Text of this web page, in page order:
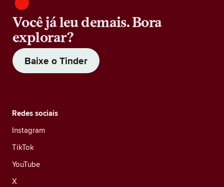
Você já leu demais. Bora
explorar?
Baixe o Tinder
Redes sociais
Instagram
TikTok
YouTube
X